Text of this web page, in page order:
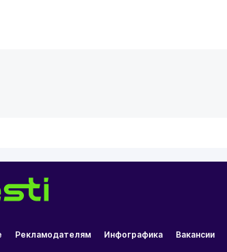
Рекламодателям Инфографика Вакансии